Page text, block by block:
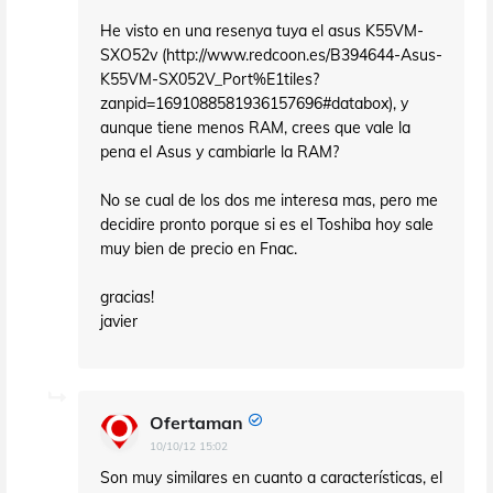
He visto en una resenya tuya el asus K55VM-
SXO52v (http://www.redcoon.es/B394644-Asus-
K55VM-SX052V_Port%E1tiles?
zanpid=1691088581936157696#databox), y
aunque tiene menos RAM, crees que vale la
pena el Asus y cambiarle la RAM?
No se cual de los dos me interesa mas, pero me
decidire pronto porque si es el Toshiba hoy sale
muy bien de precio en Fnac.
gracias!
javier
Ofertaman
10/10/12 15:02
Son muy similares en cuanto a características, el